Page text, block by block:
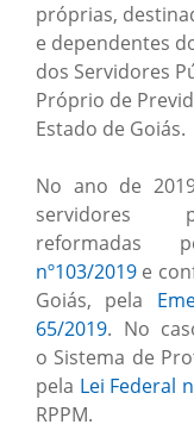
próprias,
e dependentes
dos Servidores
Próprio de
Estado de Goiás.
No ano de
servidores
reformadas
nº103/2019 e
Goiás, pela
65/2019. No
o Sistema de
pela Lei Federal
RPPM.